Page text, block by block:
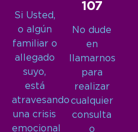
Si Usted,
o algún
familiar o
allegado
suyo,
está
atravesando
una crisis
emocional
107
No dude
en
llamarnos
para
realizar
cualquier
consulta
o